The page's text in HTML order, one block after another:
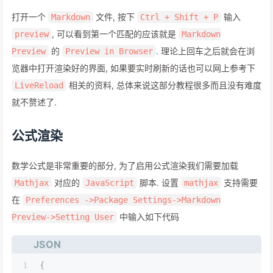
打开一个 Markdown 文件, 按下 Ctrl + Shift + P 输入
preview , 可以看到第一个匹配的应该就是 Markdown
Preview
的 Preview in Browser . 理论上回车之后就会在浏
览器中打开渲染好的界面, 如果要实时刷新的话也可以网上参考下
LiveReload
相关的资料, 总体来说这部分教程很多而且没有难度
就不赘述了.
公式渲染
数学公式是非常重要的部分, 为了启用公式渲染我们需要加载
Mathjax 对应的 JavaScript 脚本. 设置 mathjax
支持需要
在
Preferences ->Package Settings->Markdown
Preview->Setting User
中输入如下代码
JSON
1 {